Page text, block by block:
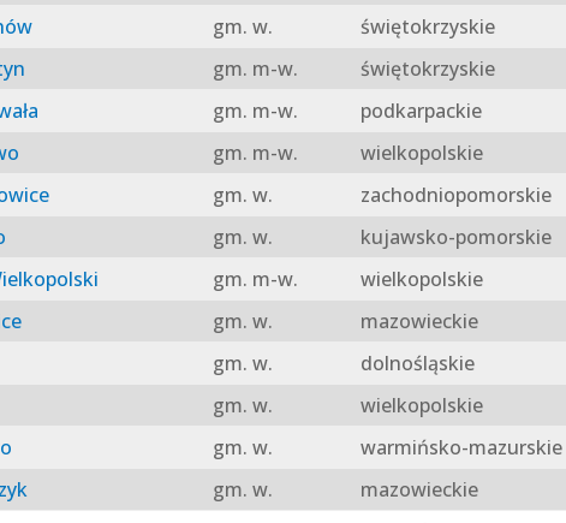
gm. w. świętokrzyskie
gm. m-w. świętokrzyskie
gm. m-w. podkarpackie
gm. m-w. wielkopolskie
gm. w. zachodniopomorskie
gm. w. kujawsko-pomorskie
gm. m-w. wielkopolskie
gm. w. mazowieckie
gm. w. dolnośląskie
gm. w. wielkopolskie
gm. w. warmińsko-mazurskie
gm. w. mazowieckie